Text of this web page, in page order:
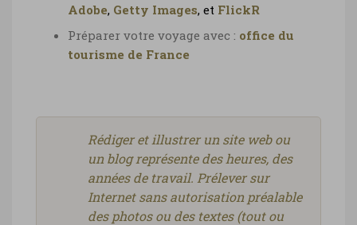
Adobe, Getty Images, et FlickR
Préparer votre voyage avec : office du
tourisme de France
Rédiger et illustrer un site web ou
un blog représente des heures, des
années de travail. Prélever sur
Internet sans autorisation préalable
des photos ou des textes (tout ou